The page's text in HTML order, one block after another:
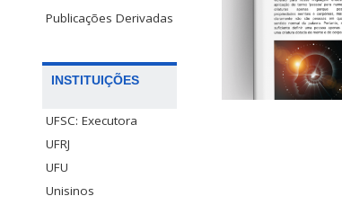
Publicações Derivadas
INSTITUIÇÕES
UFSC: Executora
UFRJ
UFU
Unisinos